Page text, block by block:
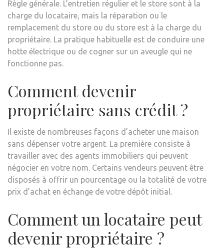
Règle générale. L’entretien régulier et le store sont à la
charge du locataire, mais la réparation ou le
remplacement du store ou du store est à la charge du
propriétaire. La pratique habituelle est de conduire une
hotte électrique ou de cogner sur un aveugle qui ne
fonctionne pas.
Comment devenir
propriétaire sans crédit ?
Il existe de nombreuses façons d’acheter une maison
sans dépenser votre argent. La première consiste à
travailler avec des agents immobiliers qui peuvent
négocier en votre nom. Certains vendeurs peuvent être
disposés à offrir un pourcentage ou la totalité de votre
prix d’achat en échange de votre dépôt initial.
Comment un locataire peut
devenir propriétaire ?